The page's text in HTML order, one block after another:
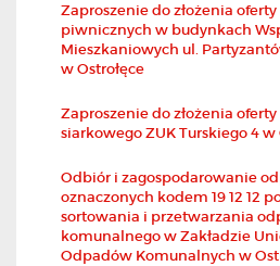
Zaproszenie do złożenia
piwnicznych w budynkach
Mieszkaniowych ul.
w Ostrołęce
Zaproszenie do złożenia
siarkowego ZUK Turskiego 4 w
Odbiór i zagospodarowanie
oznaczonych kodem 19 12 12
sortowania i przetwarzania
komunalnego w Zakładzie
Odpadów Komunalnych w